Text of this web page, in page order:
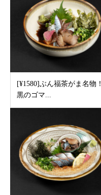
[¥1580]ぶん福茶がま名物！
黒のゴマ...